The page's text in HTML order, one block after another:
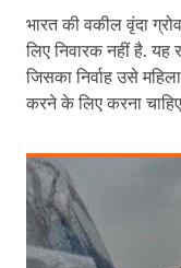
भारत की वकील वृंदा
लिए निवारक नहीं है. यह
जिसका निर्वाह उसे
करने के लिए करना